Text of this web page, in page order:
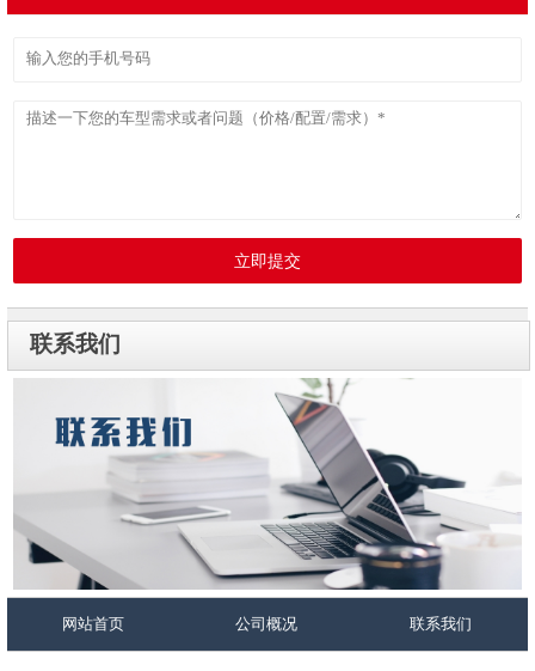
立即提交
联系我们
网站首页 公司概况 联系我们